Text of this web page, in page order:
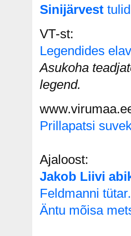
Sinijärvest
VT-st:
Legendides
Asukoha
legend.
Prillapatsi
Ajaloost:
Jakob Liivi
Feldmanni tütar.
Äntu mõisa